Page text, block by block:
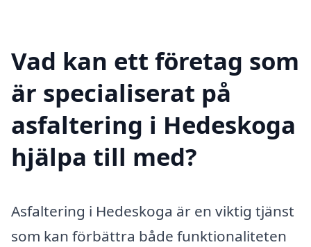
Vad kan ett företag som
är specialiserat på
asfaltering i Hedeskoga
hjälpa till med?
Asfaltering i Hedeskoga är en viktig tjänst
som kan förbättra både funktionaliteten